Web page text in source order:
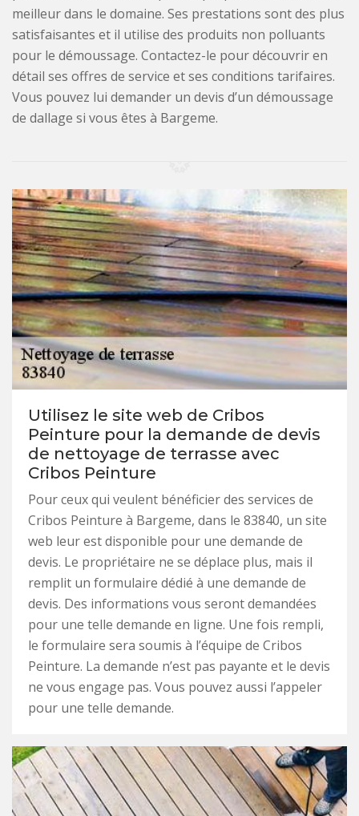
meilleur dans le domaine. Ses prestations sont des plus
satisfaisantes et il utilise des produits non polluants
pour le démoussage. Contactez-le pour découvrir en
détail ses offres de service et ses conditions tarifaires.
Vous pouvez lui demander un devis d’un démoussage
de dallage si vous êtes à Bargeme.
Utilisez le site web de Cribos
Peinture pour la demande de devis
de nettoyage de terrasse avec
Cribos Peinture
Pour ceux qui veulent bénéficier des services de
Cribos Peinture à Bargeme, dans le 83840, un site
web leur est disponible pour une demande de
devis. Le propriétaire ne se déplace plus, mais il
remplit un formulaire dédié à une demande de
devis. Des informations vous seront demandées
pour une telle demande en ligne. Une fois rempli,
le formulaire sera soumis à l’équipe de Cribos
Peinture. La demande n’est pas payante et le devis
ne vous engage pas. Vous pouvez aussi l’appeler
pour une telle demande.